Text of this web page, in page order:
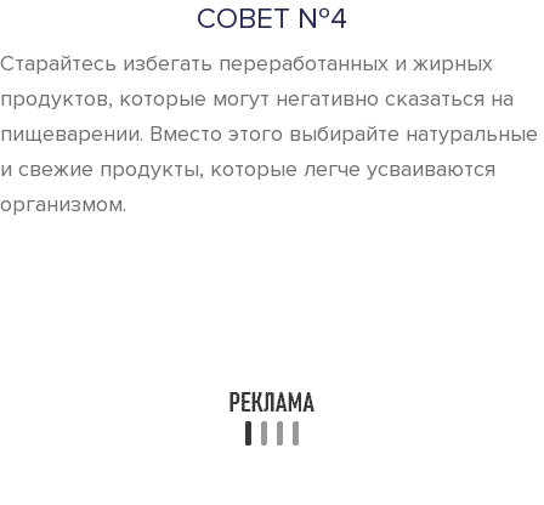
СОВЕТ №4
Старайтесь избегать переработанных и жирных
продуктов, которые могут негативно сказаться на
пищеварении. Вместо этого выбирайте натуральные
и свежие продукты, которые легче усваиваются
организмом.